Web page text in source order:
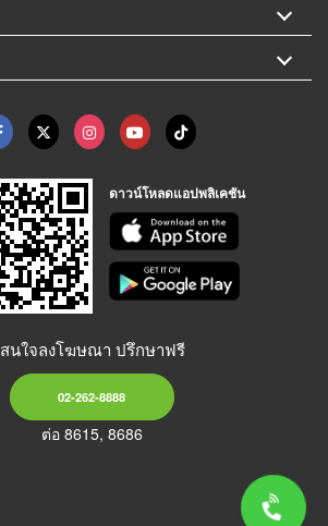
ดาวน์โหลดแอปพลิเคชัน
สนใจลงโฆษณา ปรึกษาฟรี
02-262-8888
ต่อ 8615, 8686